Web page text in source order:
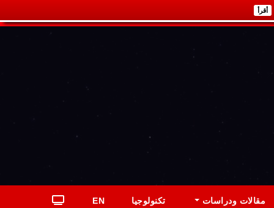
أقرأ
مقالات ودراسات تكنولوجيا EN